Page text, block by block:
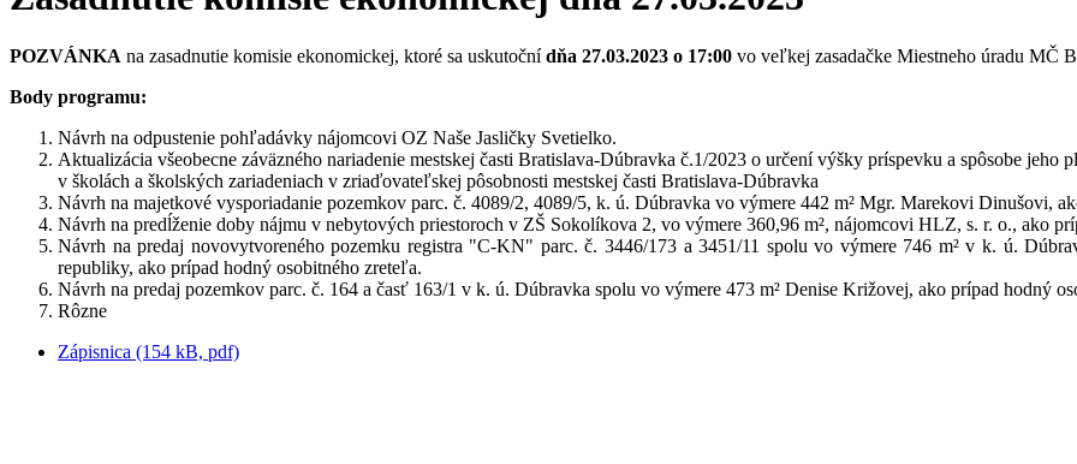
POZVÁNKA na zasadnutie komisie ekonomickej, ktoré sa uskutočnídňa 27.03.2023 o 17:00 vo veľkej zasadačke Miestneho úradu MČ
Body programu:
Návrh na odpustenie pohľadávky nájomcovi OZ Naše Jasličky Svetielko.
Aktualizácia všeobecne záväzného nariadenie mestskej časti Bratislava-Dúbravka č.1/2023 o určení výšky príspevku a spôsobe
v školách a školských zariadeniach v zriaďovateľskej pôsobnosti mestskej časti Bratislava-Dúbravka
Návrh na majetkové vysporiadanie pozemkov parc. č. 4089/2, 4089/5, k. ú. Dúbravka vo výmere 442 m² Mgr. Marekovi Dinušovi,
Návrh na predĺženie doby nájmu v nebytových priestoroch v ZŠ Sokolíkova 2, vo výmere 360,96 m², nájomcovi HLZ, s. r. o., ako
Návrh na predaj novovytvoreného pozemku registra "C-KN" parc. č. 3446/173 a 3451/11 spolu vo výmere 746 m² v k. ú.
republiky, ako prípad hodný osobitného zreteľa.
Návrh na predaj pozemkov parc. č. 164 a časť 163/1 v k. ú. Dúbravka spolu vo výmere 473 m² Denise Križovej, ako prípad hodný
Rôzne
Zápisnica (154 kB, pdf)